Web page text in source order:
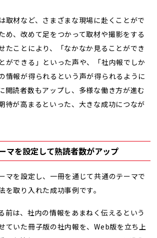
取材など、さまざまな現場に赴くことがで
め、改めて足をつかって取材や撮影をする
たことにより、「なかなか見ることができ
ができる」といった声や、「社内報でしか
情報が得られるという声が得られるように
閲読者数もアップし、多様な働き方が進む
待が高まるといった、大きな成功につなが
マを設定して熟読者数がアップ
マを設定し、一冊を通じて共通のテーマで
を取り入れた成功事例です。
前は、社内の情報をあまねく伝えるという
ていた冊子版の社内報を、Web版を立ち上